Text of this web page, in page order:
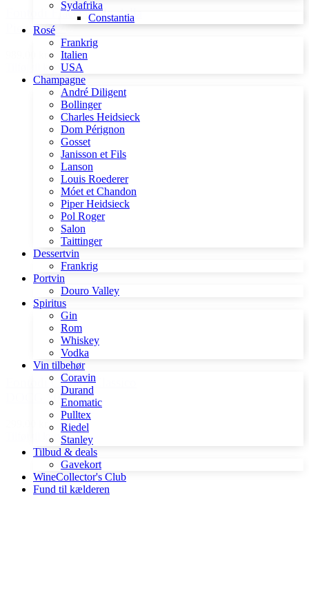
Sydafrika
Constantia
Rosé
Frankrig
Italien
USA
Champagne
André Diligent
Bollinger
Charles Heidsieck
Dom Pérignon
Gosset
Janisson et Fils
Lanson
Louis Roederer
Móet et Chandon
Piper Heidsieck
Pol Roger
Salon
Taittinger
Dessertvin
Frankrig
Portvin
Douro Valley
Spiritus
Gin
Rom
Whiskey
Vodka
Vin tilbehør
Coravin
Durand
Enomatic
Pulltex
Riedel
Stanley
Tilbud & deals
Gavekort
WineCollector's Club
Fund til kælderen
Fontodi Flaccianello della
Pieve 2017
989,00 kr.
Tilføj til kurv
Fontodi Chianti Classico
DOCG 2018
Tilføj til kurv